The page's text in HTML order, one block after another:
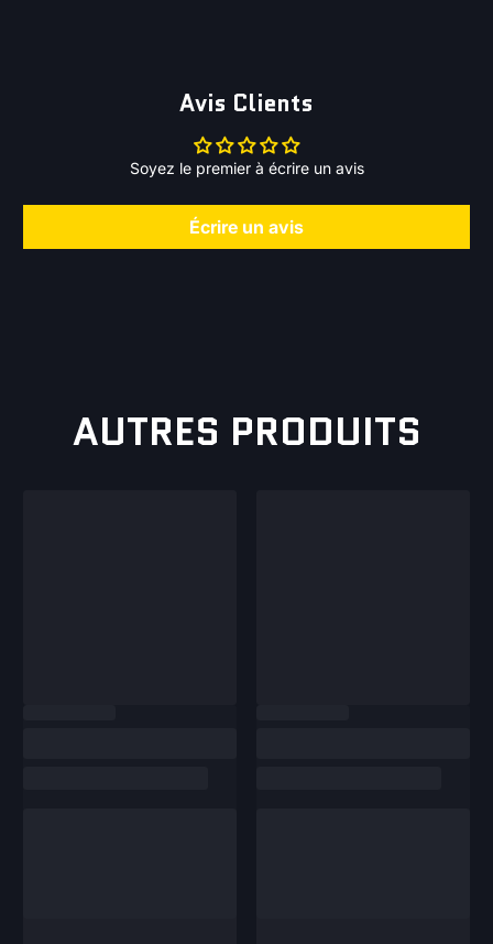
Avis Clients
Soyez le premier à écrire un avis
Écrire un avis
AUTRES PRODUITS